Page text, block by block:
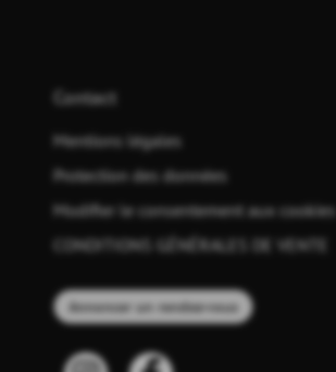
Contact
Mentions légales
Protection des données
Modifier le consentement aux cookies
CONDITIONS GÉNÉRALES DE VENTE
Annoncer un rendez-vous